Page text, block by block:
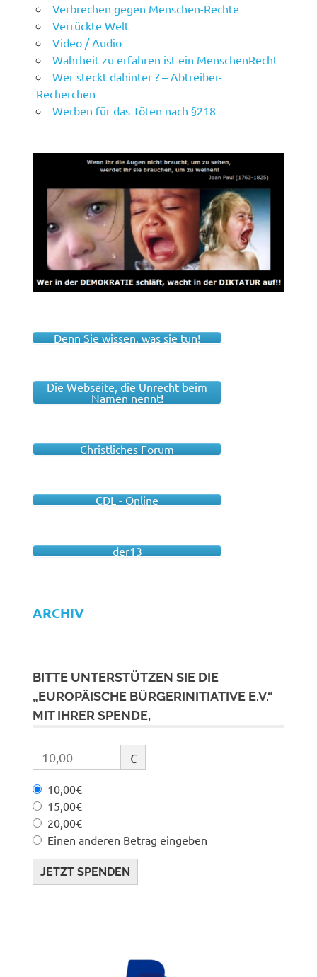
Verbrechen gegen Menschen-Rechte
Verrückte Welt
Video / Audio
Wahrheit zu erfahren ist ein MenschenRecht
Wer steckt dahinter ? – Abtreiber-
Recherchen
Werben für das Töten nach §218
Denn Sie wissen, was sie tun!
Die Webseite, die Unrecht beim
Namen nennt!
Christliches Forum
CDL - Online
der13
ARCHIV
BITTE UNTERSTÜTZEN SIE DIE
„EUROPÄISCHE BÜRGERINITIATIVE E.V.“
MIT IHRER SPENDE,
€
10,00€
15,00€
20,00€
Einen anderen Betrag eingeben
JETZT SPENDEN